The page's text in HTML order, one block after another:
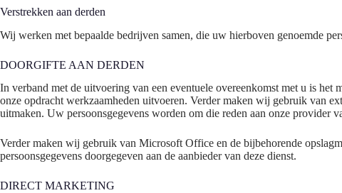
Verstrekken aan derden
Wij werken met bepaalde bedrijven samen, die uw hierboven genoemde
DOORGIFTE AAN DERDEN
In verband met de uitvoering van een eventuele overeenkomst met u is
onze opdracht werkzaamheden uitvoeren. Verder maken wij gebruik van
uitmaken. Uw persoonsgegevens worden om die reden aan onze provider
Verder maken wij gebruik van Microsoft Office en de bijbehorende
persoonsgegevens doorgegeven aan de aanbieder van deze dienst.
DIRECT MARKETING